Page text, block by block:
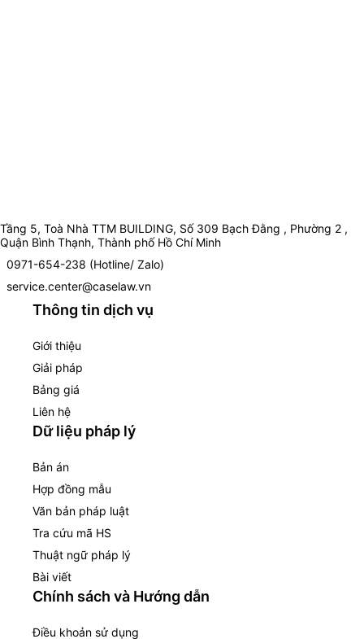
Tầng 5, Toà Nhà TTM BUILDING, Số 309 Bạch Đằng , Phường 2 ,
Quận Bình Thạnh, Thành phố Hồ Chí Minh
0971-654-238 (Hotline/ Zalo)
service.center@caselaw.vn
Thông tin dịch vụ
Giới thiệu
Giải pháp
Bảng giá
Liên hệ
Dữ liệu pháp lý
Bản án
Hợp đồng mẫu
Văn bản pháp luật
Tra cứu mã HS
Thuật ngữ pháp lý
Bài viết
Chính sách và Hướng dẫn
Điều khoản sử dụng